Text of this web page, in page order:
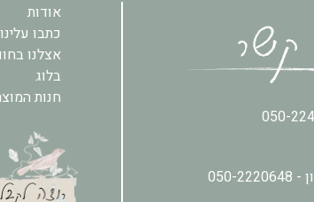
050-
-
050-2220648
אודות
כתבו עלינו
אצלנו
בלוג
חנות